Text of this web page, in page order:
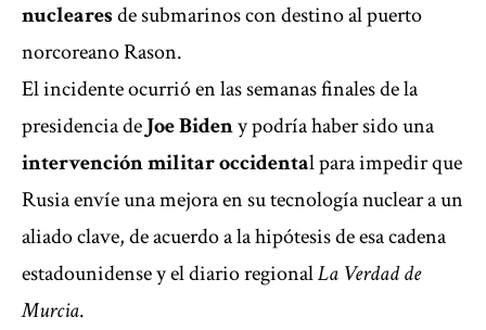
nuclearesde submarinos con destino al puerto
norcoreano Rason.
El incidente ocurrió en las semanas finales de la
presidencia deJoe Bideny podría haber sido una
intervención militar occidental para impedir que
Rusia envíe una mejora en su tecnología nuclear a un
aliado clave, de acuerdo a la hipótesis de esa cadena
estadounidense y el diario regionalLa Verdad de
Murcia.